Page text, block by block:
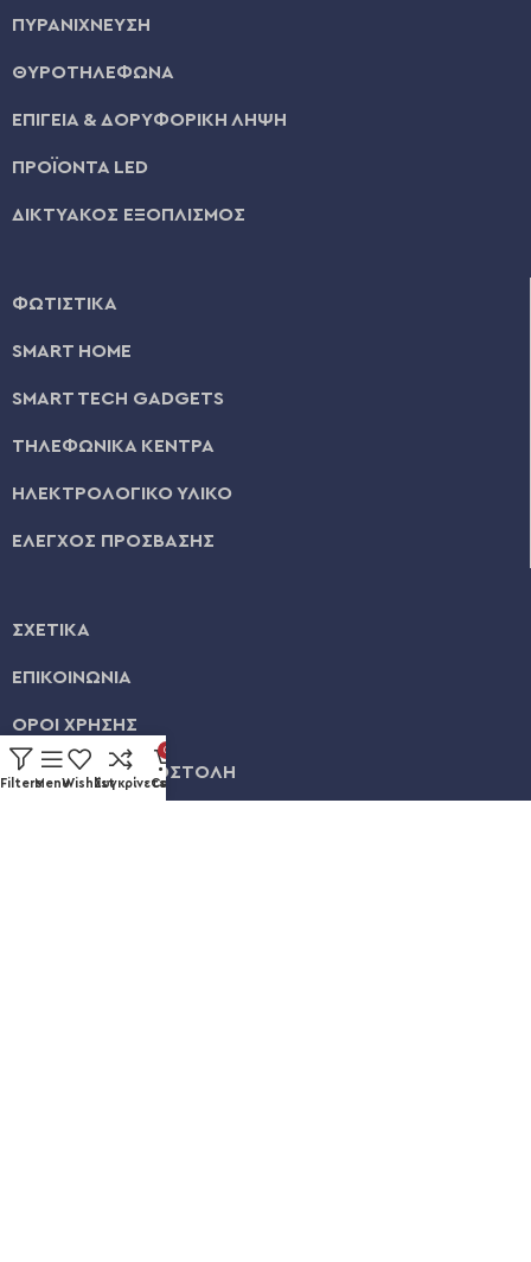
ΠΥΡΑΝΙΧΝΕΥΣΗ
ΘΥΡΟΤΗΛΕΦΩΝΑ
ΕΠΙΓΕΙΑ & ΔΟΡΥΦΟΡΙΚΗ ΛΗΨΗ
ΠΡΟΪΟΝΤΑ LED
ΔΙΚΤΥΑΚΟΣ ΕΞΟΠΛΙΣΜΟΣ
ΦΩΤΙΣΤΙΚΑ
SMART HOME
SMART TECH GADGETS
ΤΗΛΕΦΩΝΙΚΑ ΚΕΝΤΡΑ
ΗΛΕΚΤΡΟΛΟΓΙΚΟ ΥΛΙΚΟ
ΕΛΕΓΧΟΣ ΠΡΟΣΒΑΣΗΣ
ΣΧΕΤΙΚΑ
ΕΠΙΚΟΙΝΩΝΙΑ
ΟΡΟΙ ΧΡΗΣΗΣ
ΠΛΗΡΩΜΗ & ΑΠΟΣΤΟΛΗ
FiltersMenuWishlistΣυγκρίνετε
0
Cart